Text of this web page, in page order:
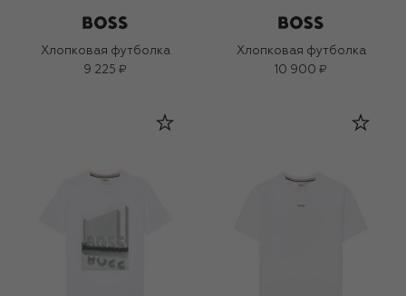
Хлопковая футболка
9 225 ₽
Хлопковая футболка
10 900 ₽